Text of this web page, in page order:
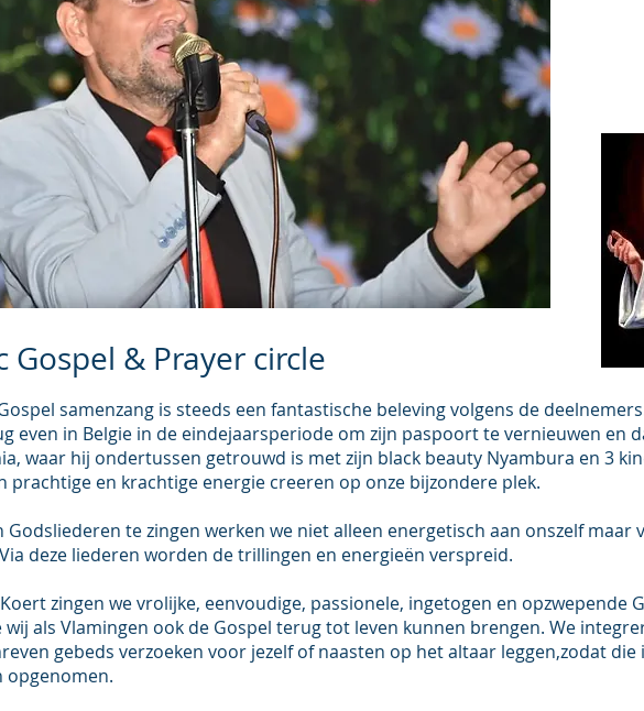
samenzang is steeds een fantastische beleving volgens de
even in Belgie in de eindejaarsperiode om zijn paspoort te vernieuwen en
waar hij ondertussen getrouwd is met zijn black beauty Nyambura en 3
prachtige en krachtige energie creeren op onze bijzondere plek.
Godsliederen te zingen werken we niet alleen energetisch aan onszelf maar
deze liederen worden de trillingen en energieën verspreid.
zingen we vrolijke, eenvoudige, passionele, ingetogen en opzwepende
wij als Vlamingen ook de Gospel terug tot leven kunnen brengen. We
gebeds verzoeken voor jezelf of naasten op het altaar leggen,zodat
opgenomen.
Gospel & Prayer circle